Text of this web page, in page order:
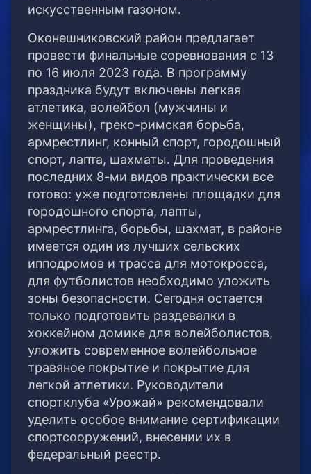
искусственным газоном.
Оконешниковский район предлагает
провести финальные соревнования с 13
по 16 июля 2023 года. В программу
праздника будут включены легкая
атлетика, волейбол (мужчины и
женщины), греко-римская борьба,
армрестлинг, конный спорт, городошный
спорт, лапта, шахматы. Для проведения
последних 8-ми видов практически все
готово: уже подготовлены площадки для
городошного спорта, лапты,
армрестлинга, борьбы, шахмат, в районе
имеется один из лучших сельских
ипподромов и трасса для мотокросса,
для футболистов необходимо уложить
зоны безопасности. Сегодня остается
только подготовить раздевалки в
хоккейном домике для волейболистов,
уложить современное волейбольное
травяное покрытие и покрытие для
легкой атлетики. Руководители
спортклуба «Урожай» рекомендовали
уделить особое внимание сертификации
спортсооружений, внесении их в
федеральный реестр.